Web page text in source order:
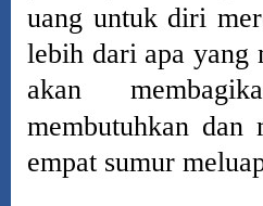
uang untuk diri
lebih dari apa yang
akan
membutuhkan dan
empat sumur